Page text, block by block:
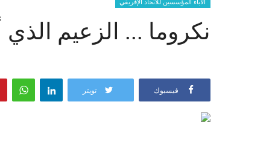
نكروما ... الزعيم
فيسبوك تويتر